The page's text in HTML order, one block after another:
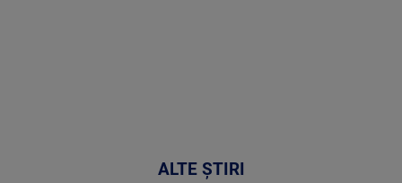
ALTE ȘTIRI